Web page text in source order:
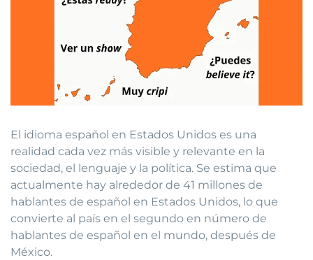
El idioma español en Estados Unidos es una
realidad cada vez más visible y relevante en la
sociedad, el lenguaje y la política. Se estima que
actualmente hay alrededor de 41 millones de
hablantes de español en Estados Unidos, lo que
convierte al país en el segundo en número de
hablantes de español en el mundo, después de
México.